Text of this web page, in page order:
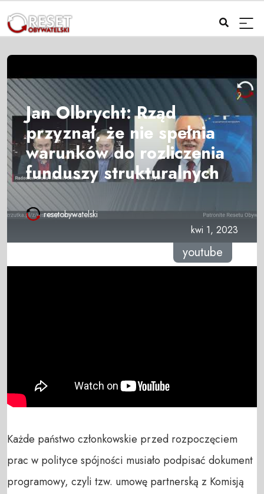
Jan Olbrycht: Rząd
przyznał, że nie spełnia
warunków do rozliczenia
funduszy strukturalnych
resetobywatelski
kwi 1, 2023
youtube
Każde państwo członkowskie przed rozpoczęciem
prac w polityce spójności musiało podpisać dokument
programowy, czyli tzw. umowę partnerską z Komisją